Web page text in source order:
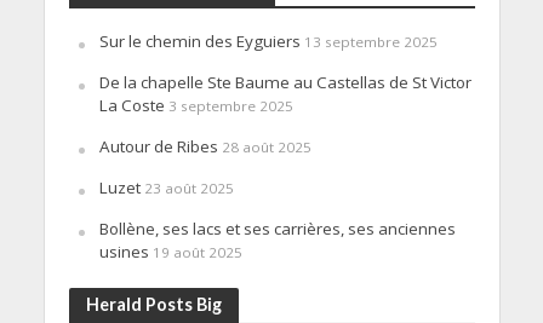
Sur le chemin des Eyguiers 13 septembre 2025
De la chapelle Ste Baume au Castellas de St Victor
La Coste 3 septembre 2025
Autour de Ribes 28 août 2025
Luzet 23 août 2025
Bollène, ses lacs et ses carrières, ses anciennes
usines 19 août 2025
Herald Posts Big